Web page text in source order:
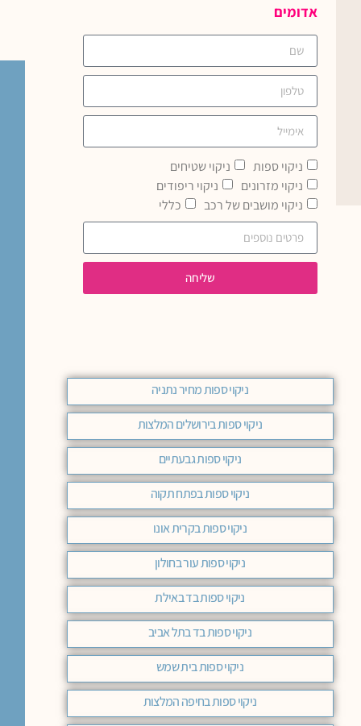
אדומים
ניקוי ספות
ניקוי שטיחים
ניקוי מזרונים
ניקוי ריפודים
ניקוי מושבים של רכב
כללי
שליחה
ניקוי ספות מחיר נתניה
ניקוי ספות בירושלים המלצות
ניקוי ספות גבעתיים
ניקוי ספות בפתח תקוה
ניקוי ספות בקרית אונו
ניקוי ספות עור בחולון
ניקוי ספות בד באילת
ניקוי ספות בד בתל אביב
ניקוי ספות בית שמש
ניקוי ספות בחיפה המלצות